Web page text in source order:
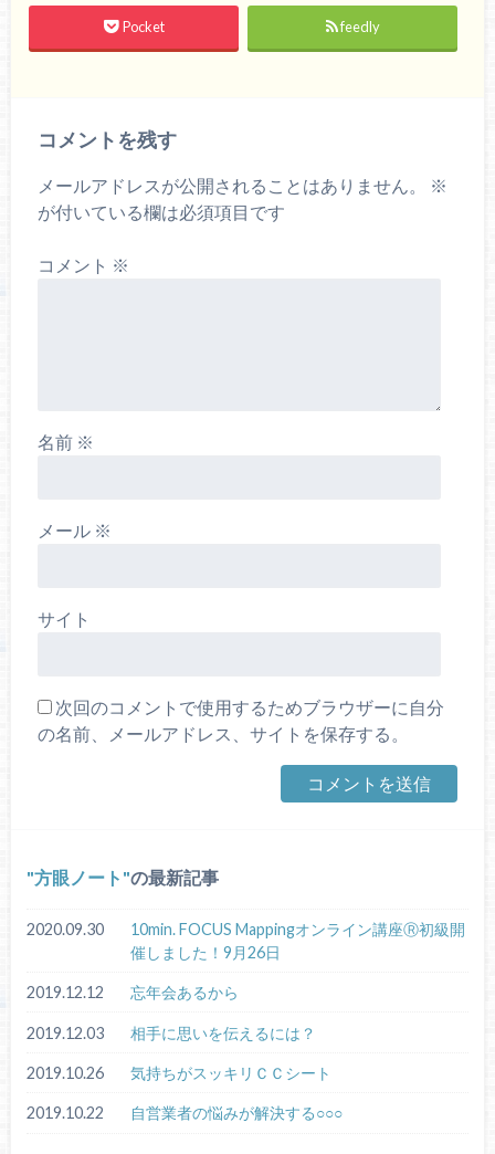
Pocket feedly
コメントを残す
メールアドレスが公開されることはありません。
※
が付いている欄は必須項目です
コメント ※
名前 ※
メール ※
サイト
次回のコメントで使用するためブラウザーに自分
の名前、メールアドレス、サイトを保存する。
方眼ノート の最新記事
2020.09.30
10min. FOCUS Mappingオンライン講座Ⓡ初級開
催しました！9月26日
2019.12.12 忘年会あるから
2019.12.03 相手に思いを伝えるには？
2019.10.26 気持ちがスッキリＣＣシート
2019.10.22 自営業者の悩みが解決する○○○